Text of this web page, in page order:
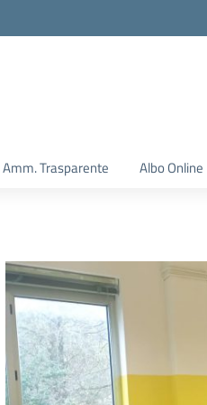
Amm. Trasparente Albo Online